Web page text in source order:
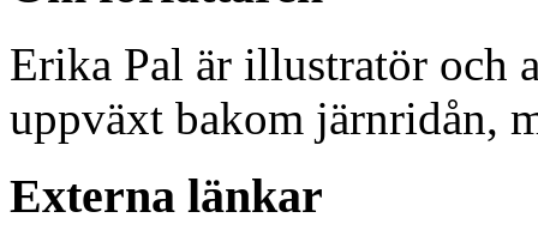
Erika Pal är illustratör och
uppväxt bakom järnridån,
Externa länkar